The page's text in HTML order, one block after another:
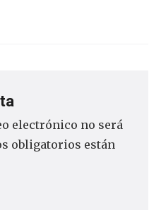
electrónico no será
obligatorios están